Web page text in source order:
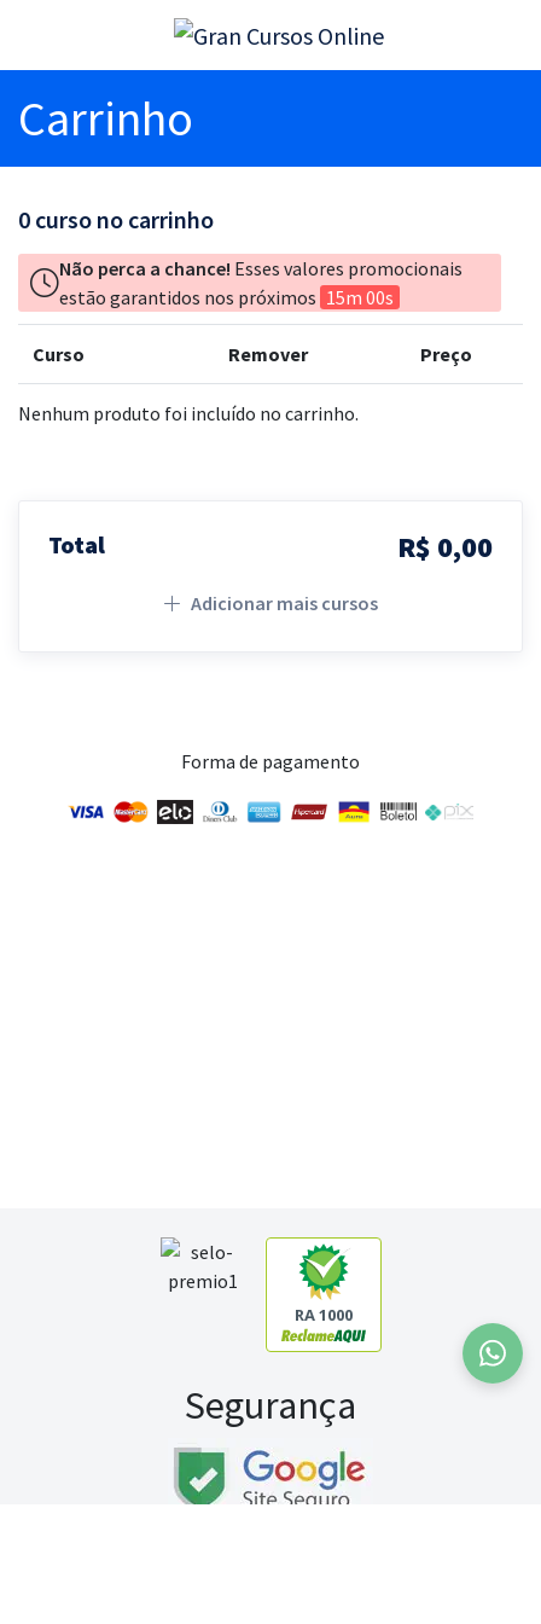
Carrinho
0 curso no carrinho
Não perca a chance! Esses valores promocionais
estão garantidos nos próximos 15m 00s
Curso Remover Preço
Nenhum produto foi incluído no carrinho.
Total R$ 0,00
Adicionar mais cursos
Forma de pagamento
RA 1000
Segurança